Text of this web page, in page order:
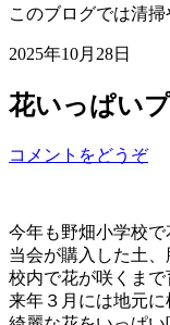
このブログでは清
2025年10月28日
花いっぱい
コメントをどうぞ
今年も野畑小学校で
当会が購入した土、
校内で花が咲くまで
来年３月には地元に